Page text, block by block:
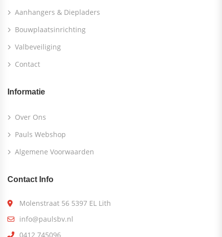
Aanhangers & Diepladers
Bouwplaatsinrichting
Valbeveiliging
Contact
Informatie
Over Ons
Pauls Webshop
Algemene Voorwaarden
Contact Info
Molenstraat 56 5397 EL Lith
info@paulsbv.nl
0412 745096